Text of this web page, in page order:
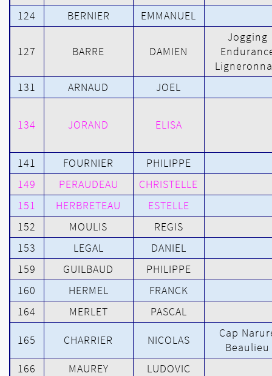
124
BERNIER EMMANUEL
127 BARRE DAMIEN
Jogging
131
ARNAUD JOEL
134 JORAND ELISA
141 FOURNIER
PHILIPPE
149
PERAUDEAU
CHRISTELLE
151
HERBRETEAU
ESTELLE
152
MOULIS
REGIS
153
LEGAL
DANIEL
159
GUILBAUD
PHILIPPE
160
HERMEL
FRANCK
164
MERLET PASCAL
165 CHARRIER NICOLAS
Cap
Beaulieu
166
MAUREY
LUDOVIC